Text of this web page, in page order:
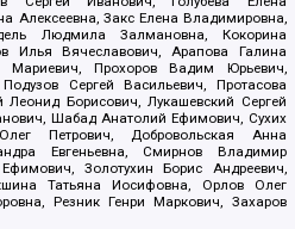
Алексеевна, Закс Елена Владимировна,
Людмила Залмановна, Кокорина
Илья Вячеславович, Арапова Галина
Мариевич, Прохоров Вадим Юрьевич,
Сергей Васильевич, Протасова
Борисович, Лукашевский Сергей
Шабад Анатолий Ефимович, Сухих
Петрович, Добровольская Анна
Евгеньевна, Смирнов Владимир
Золотухин Борис Андреевич,
Татьяна Иосифовна, Орлов Олег
Резник Генри Маркович, Захаров